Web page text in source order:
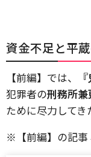
資金不足と平
【前編】では、
犯罪者の刑務所
ために尽力してき
※【前編】の記